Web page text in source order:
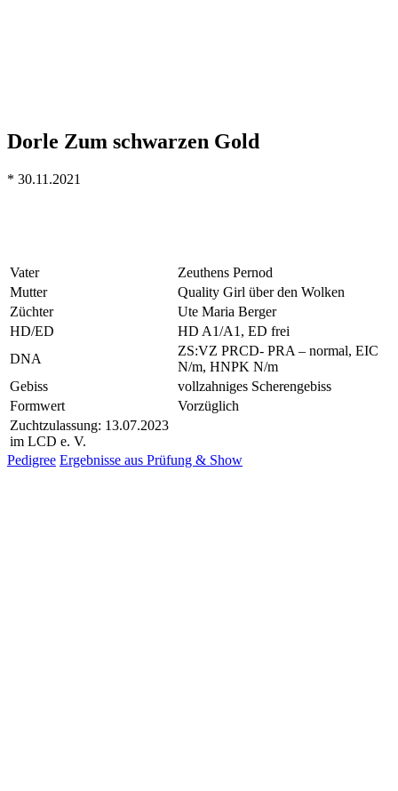
Dorle Zum schwarzen Gold
* 30.11.2021
Vater
Zeuthens Pernod
Mutter
Quality Girl über den Wolken
Züchter
Ute Maria Berger
HD/ED
HD A1/A1, ED frei
DNA
ZS:VZ PRCD- PRA – normal, EIC
N/m, HNPK N/m
Gebiss
vollzahniges Scherengebiss
Formwert
Vorzüglich
Zuchtzulassung: 13.07.2023
im LCD e. V.
Pedigree Ergebnisse aus Prüfung & Show